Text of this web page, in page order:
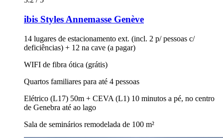
ibis Styles Annemasse Genève
14 lugares de estacionamento ext. (incl. 2 p/ pessoas c/
deficiências) + 12 na cave (a pagar)
WIFI de fibra ótica (grátis)
Quartos familiares para até 4 pessoas
Elétrico (L17) 50m + CEVA (L1) 10 minutos a pé, no centro
de Genebra até ao lago
Sala de seminários remodelada de 100 m²